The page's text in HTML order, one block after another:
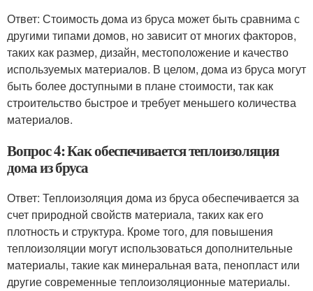
Ответ: Стоимость дома из бруса может быть сравнима с
другими типами домов, но зависит от многих факторов,
таких как размер, дизайн, местоположение и качество
используемых материалов. В целом, дома из бруса могут
быть более доступными в плане стоимости, так как
строительство быстрое и требует меньшего количества
материалов.
Вопрос 4: Как обеспечивается теплоизоляция
дома из бруса
Ответ: Теплоизоляция дома из бруса обеспечивается за
счет природной свойств материала, таких как его
плотность и структура. Кроме того, для повышения
теплоизоляции могут использоваться дополнительные
материалы, такие как минеральная вата, пенопласт или
другие современные теплоизоляционные материалы.